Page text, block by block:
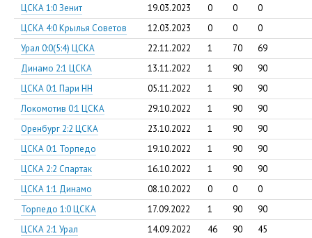
ЦСКА 1:0 Зенит
19.03.2023 0 0
0
ЦСКА 4:0 Крылья Советов
12.03.2023 0 0
0
Урал 0:0(5:4) ЦСКА
22.11.2022 1 70
69
Динамо 2:1 ЦСКА
13.11.2022 1 90
90
ЦСКА 0:1 Пари НН
05.11.2022 1 90
90
Локомотив 0:1 ЦСКА
29.10.2022 1 90
90
Оренбург 2:2 ЦСКА
23.10.2022 1 90
90
ЦСКА 0:1 Торпедо
19.10.2022 1 90
90
ЦСКА 2:2 Спартак
16.10.2022 1 90
90
ЦСКА 1:1 Динамо
08.10.2022 0 0
0
Торпедо 1:0 ЦСКА
17.09.2022 1 90
90
ЦСКА 2:1 Урал
14.09.2022 46 90
45